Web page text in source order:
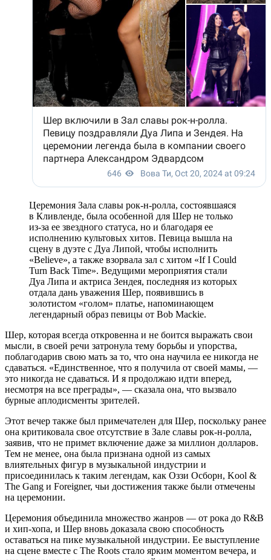
Церемония Зала славы рок-н-ролла, состоявшаяся
в Кливленде, была особенной для Шер не только
из-за ее звездного статуса, но и благодаря ее
исполнению культовых хитов. Певица вышла на
сцену в дуэте с Дуа Липой, чтобы исполнить
«Believe», а также взорвала зал с хитом «If I Could
Turn Back Time». Ведущими мероприятия стали
Дуа Липа и актриса Зендея, последняя из которых
отдала дань уважения Шер, появившись в
золотистом «голом» платье, напоминающем
легендарный образ певицы от Bob Mackie.
Шер, которая всегда откровенна и не боится выражать свои
мысли, в своей речи затронула тему борьбы и упорства,
поблагодарив свою мать за то, что она научила ее никогда не
сдаваться. «Единственное, что я получила от своей мамы, —
это никогда не сдаваться. И я продолжаю идти вперед,
несмотря на все преграды», — сказала она, что вызвало
бурные аплодисменты зрителей.
Этот вечер также был примечателен для Шер, поскольку ранее
она критиковала свое отсутствие в Зале славы рок-н-ролла,
заявив, что не примет включение даже за миллион долларов.
Тем не менее, она была признана одной из самых
влиятельных фигур в музыкальной индустрии и
присоединилась к таким легендам, как Оззи Осборн, Kool &
The Gang и Foreigner, чьи достижения также были отмечены
на церемонии.
Церемония объединила множество жанров — от рока до R&B
и хип-хопа, и Шер вновь доказала свою способность
оставаться на пике музыкальной индустрии. Ее выступление
на сцене вместе с The Roots стало ярким моментом вечера, и